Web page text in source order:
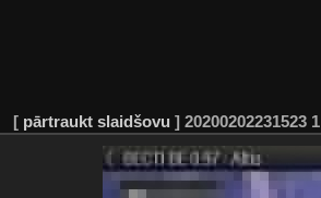
[ pārtraukt slaidšovu ] 20200202231523 1